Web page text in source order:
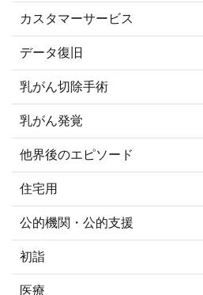
カスタマーサービス
データ復旧
乳がん切除手術
乳がん発覚
他界後のエピソード
住宅用
公的機関・公的支援
初詣
医療